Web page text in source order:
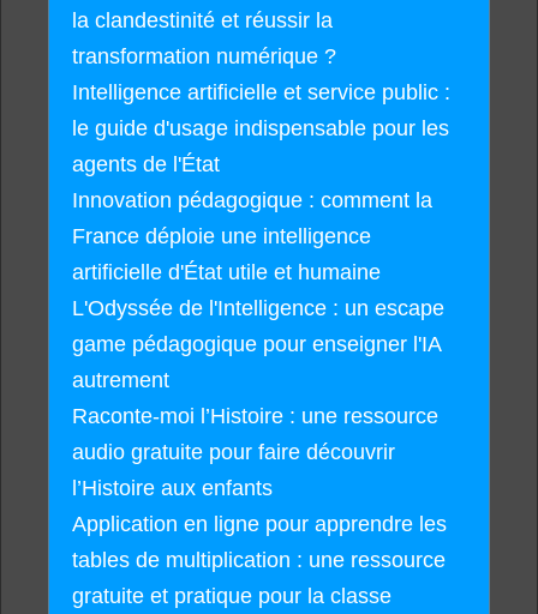
la clandestinité et réussir la
transformation numérique ?
Intelligence artificielle et service public :
le guide d'usage indispensable pour les
agents de l'État
Innovation pédagogique : comment la
France déploie une intelligence
artificielle d'État utile et humaine
L'Odyssée de l'Intelligence : un escape
game pédagogique pour enseigner l'IA
autrement
Raconte-moi l’Histoire : une ressource
audio gratuite pour faire découvrir
l’Histoire aux enfants
Application en ligne pour apprendre les
tables de multiplication : une ressource
gratuite et pratique pour la classe